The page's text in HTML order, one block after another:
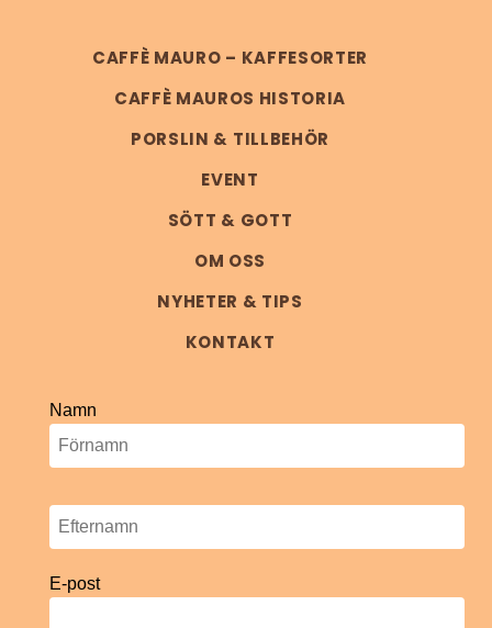
CAFFÈ MAURO – KAFFESORTER
CAFFÈ MAUROS HISTORIA
PORSLIN & TILLBEHÖR
EVENT
SÖTT & GOTT
OM OSS
NYHETER & TIPS
KONTAKT
Namn
E-post